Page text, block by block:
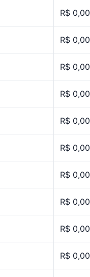
R$ 0,00
R$ 0,00
R$ 0,00
R$ 0,00
R$ 0,00
R$ 0,00
R$ 0,00
R$ 0,00
R$ 0,00
R$ 0,00